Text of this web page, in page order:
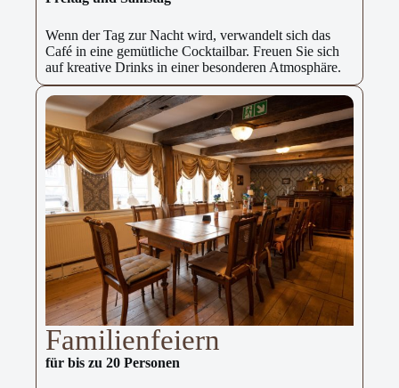
Wenn der Tag zur Nacht wird, verwandelt sich das
Café in eine gemütliche Cocktailbar. Freuen Sie sich
auf kreative Drinks in einer besonderen Atmosphäre.
Familienfeiern
für bis zu 20 Personen